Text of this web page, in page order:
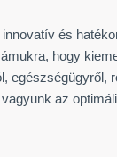
és
hogy
egészségügyről,
az